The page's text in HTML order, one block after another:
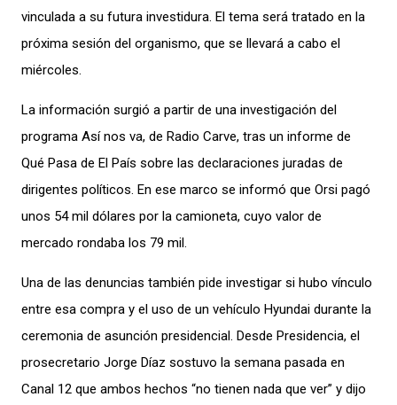
vinculada a su futura investidura. El tema será tratado en la
próxima sesión del organismo, que se llevará a cabo el
miércoles.
La información surgió a partir de una investigación del
programa Así nos va, de Radio Carve, tras un informe de
Qué Pasa de El País sobre las declaraciones juradas de
dirigentes políticos. En ese marco se informó que Orsi pagó
unos 54 mil dólares por la camioneta, cuyo valor de
mercado rondaba los 79 mil.
Una de las denuncias también pide investigar si hubo vínculo
entre esa compra y el uso de un vehículo Hyundai durante la
ceremonia de asunción presidencial. Desde Presidencia, el
prosecretario Jorge Díaz sostuvo la semana pasada en
Canal 12 que ambos hechos “no tienen nada que ver” y dijo